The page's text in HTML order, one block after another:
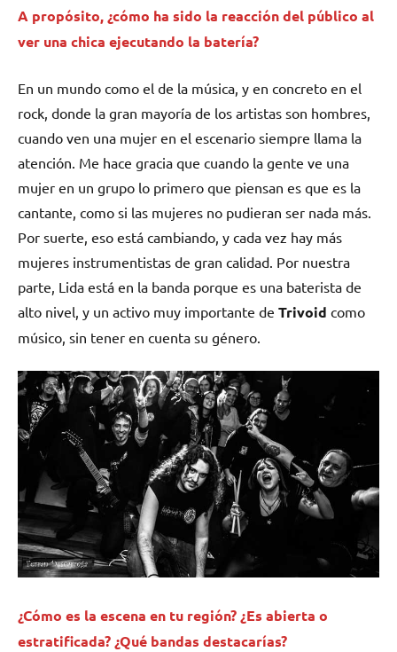
A propósito, ¿cómo ha sido la reacción del público al
ver una chica ejecutando la batería?
En un mundo como el de la música, y en concreto en el
rock, donde la gran mayoría de los artistas son hombres,
cuando ven una mujer en el escenario siempre llama la
atención. Me hace gracia que cuando la gente ve una
mujer en un grupo lo primero que piensan es que es la
cantante, como si las mujeres no pudieran ser nada más.
Por suerte, eso está cambiando, y cada vez hay más
mujeres instrumentistas de gran calidad. Por nuestra
parte, Lida está en la banda porque es una baterista de
alto nivel, y un activo muy importante de Trivoid como
músico, sin tener en cuenta su género.
¿Cómo es la escena en tu región? ¿Es abierta o
estratificada? ¿Qué bandas destacarías?